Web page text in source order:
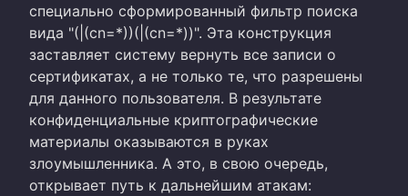
специально сформированный фильтр поиска
вида "(|(cn=*))(|(cn=*))". Эта конструкция
заставляет систему вернуть все записи о
сертификатах, а не только те, что разрешены
для данного пользователя. В результате
конфиденциальные криптографические
материалы оказываются в руках
злоумышленника. А это, в свою очередь,
открывает путь к дальнейшим атакам: